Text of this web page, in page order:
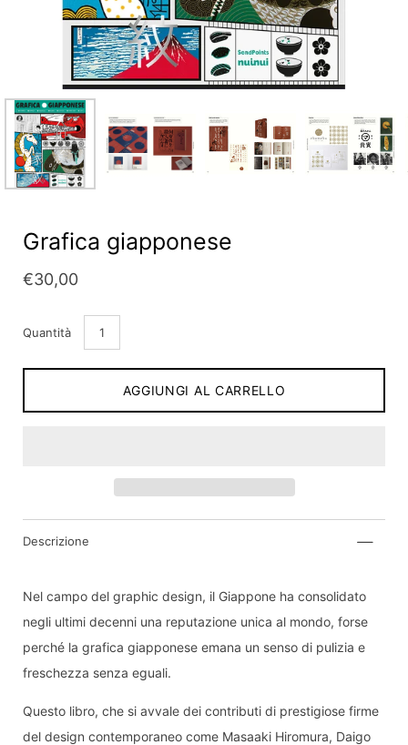
Grafica giapponese
€30,00
Quantità
AGGIUNGI AL CARRELLO
Inviami una notifica quando il prodotto sarà di
Invia
Dichiaro di aver letto e compresoinformativa
sulla privacy.
Descrizione
Nel campo del graphic design, il Giappone ha consolidato
negli ultimi decenni una reputazione unica al mondo, forse
perché la grafica giapponese emana un senso di pulizia e
freschezza senza eguali.
Questo libro, che si avvale dei contributi di prestigiose firme
del design contemporaneo come Masaaki Hiromura, Daigo